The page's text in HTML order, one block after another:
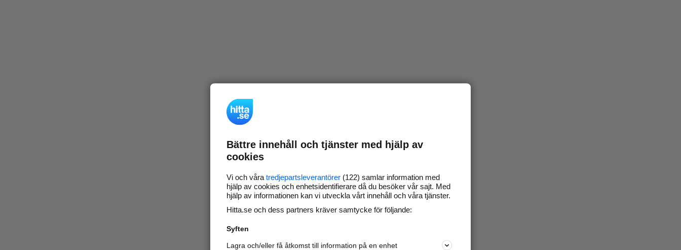
Bättre innehåll och tjänster med hjälp av
cookies
Vi och våra tredjepartsleverantörer (122) samlar information med
hjälp av cookies och enhetsidentifierare då du besöker vår sajt. Med
hjälp av informationen kan vi utveckla vårt innehåll och våra tjänster.
Hitta.se och dess partners kräver samtycke för följande:
Syften
Lagra och/eller få åtkomst till information på en enhet